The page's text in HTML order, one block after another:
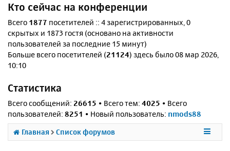
Кто сейчас на конференции
Всего 1877 посетителей :: 4 зарегистрированных, 0
скрытых и 1873 гостя (основано на активности
пользователей за последние 15 минут)
Больше всего посетителей (21124) здесь было 08 мар 2026,
10:10
Статистика
Всего сообщений: 26615 • Всего тем: 4025 • Всего
пользователей: 8251 • Новый пользователь: nmods88
Главная Список форумов